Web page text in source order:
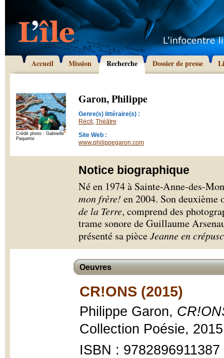
Accueil Mission Recherche Dossier de presse
Crédit photo : Gabrielle
Paquette
Garon, Philippe
Genre(s) littéraire(s) :
Récit, Théâtre
Site Web :
www.philippegaron.com
Notice biographique
Né en 1974 à Sainte-Anne-des-
mon frère! en 2004. Son deuxième
de la Terre, comprend des
trame sonore de Guillaume
présenté sa pièceJeanne en
Oeuvres
CR!ONS (2015)
Philippe Garon,
Collection Poésie,
ISBN : 9782896911387